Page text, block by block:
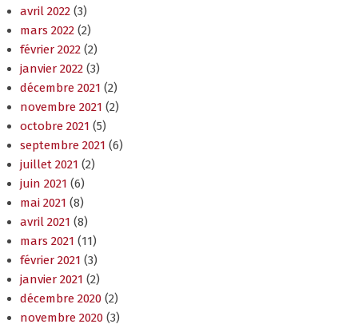
avril 2022 (3)
mars 2022 (2)
février 2022 (2)
janvier 2022 (3)
décembre 2021 (2)
novembre 2021 (2)
octobre 2021 (5)
septembre 2021 (6)
juillet 2021 (2)
juin 2021 (6)
mai 2021 (8)
avril 2021 (8)
mars 2021 (11)
février 2021 (3)
janvier 2021 (2)
décembre 2020 (2)
novembre 2020 (3)